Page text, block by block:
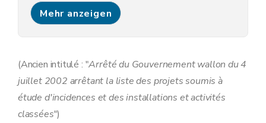
Annexe
Annexe
Annexe
Mehr anzeigen
(Ancien intitulé : "Arrêté du Gouvernement wallon du 4
juillet 2002 arrêtant la liste des projets soumis à
étude d'incidences et des installations et activités
classées")